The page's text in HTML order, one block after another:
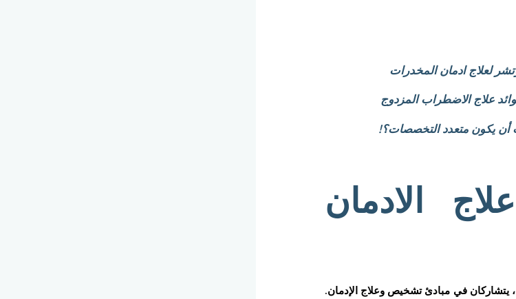
لعلاج ادمان المخدرات
علاج الاضطراب المزدوج
أن يكون متعدد التخصصات؟!
الادمان
يتشاركان في مبادئ تشخيص وعلاج الإدمان.